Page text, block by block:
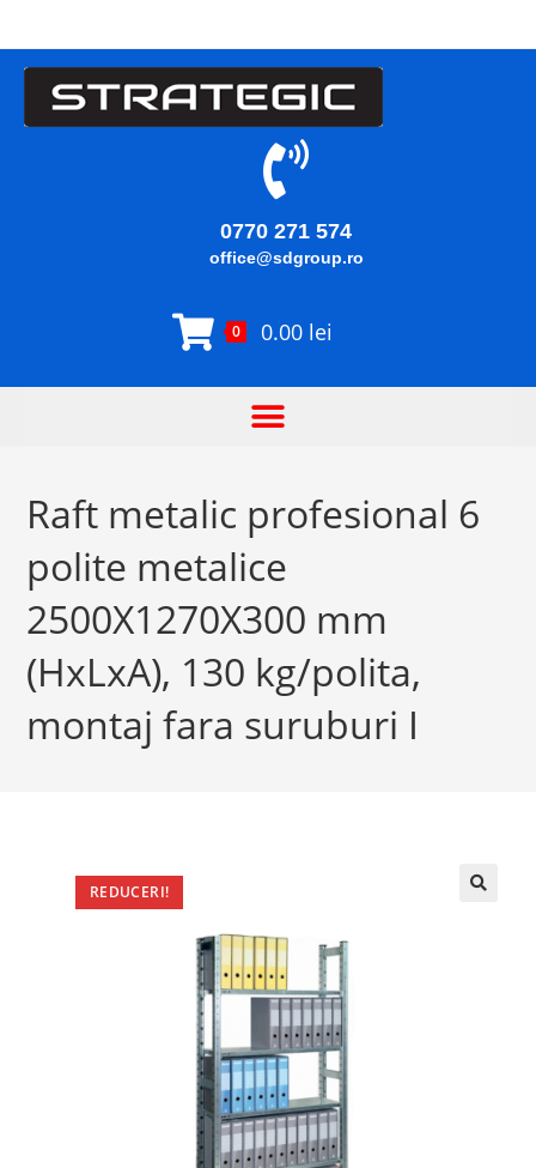
0770 271 574
office@sdgroup.ro
0 0.00 lei
Raft metalic profesional 6
polite metalice
2500X1270X300 mm
(HxLxA), 130 kg/polita,
montaj fara suruburi I
REDUCERI!